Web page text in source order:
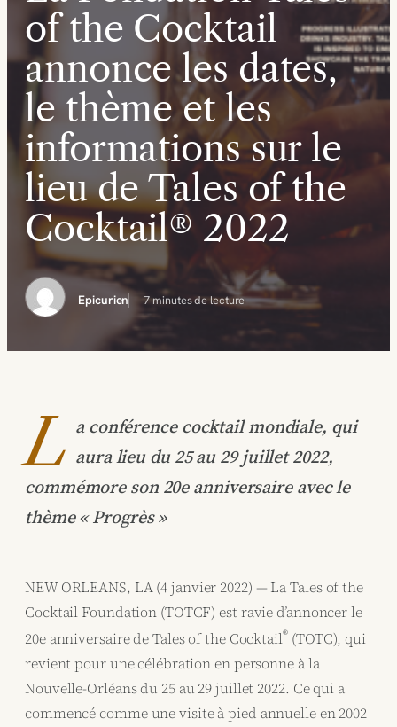
of the Cocktail
annonce les dates,
le thème et les
informations sur le
lieu de Tales of the
Cocktail® 2022
Epicurien 7 minutes de lecture
L a conférence cocktail mondiale, qui
aura lieu du 25 au 29 juillet 2022,
commémore son 20e anniversaire avec le
thème « Progrès »
NEW ORLEANS, LA (4 janvier 2022) — La Tales of the
Cocktail Foundation (TOTCF) est ravie d’annoncer le
20e anniversaire de Tales of the Cocktail®(TOTC), qui
revient pour une célébration en personne à la
Nouvelle-Orléans du 25 au 29 juillet 2022. Ce qui a
commencé comme une visite à pied annuelle en 2002